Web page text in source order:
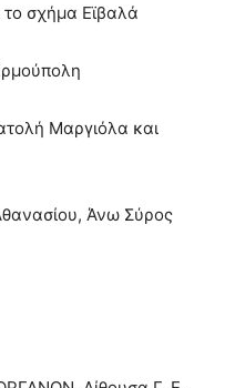
το σχήμα Εϊβαλά
Μαργιόλα και
Άνω Σύρος